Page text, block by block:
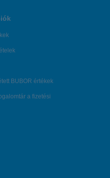
BUBOR értékek
a fizetési